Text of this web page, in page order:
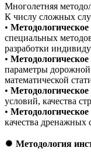
Многолетняя
К числу сложных
•
специальных
разработки
•
параметры
математической
•
условий, качества
•
качества дренажных
⏺️ Методология